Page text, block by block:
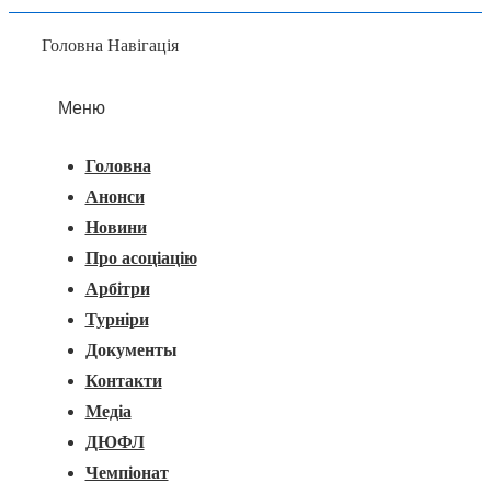
Головна Навігація
Меню
Головна
Анонси
Новини
Про асоціацію
Арбітри
Турніри
Документы
Контакти
Медіа
ДЮФЛ
Чемпіонат